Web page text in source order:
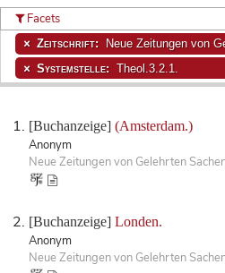
[Buchanzeige] (Amsterdam.)
Anonym
Neue Zeitungen von Gelehrten
[Buchanzeige] Londen.
Anonym
Neue Zeitungen von Gelehrten
Facets
Zeitschrift: Neue Zeitungen von
Systemstelle: Theol.3.2.1.